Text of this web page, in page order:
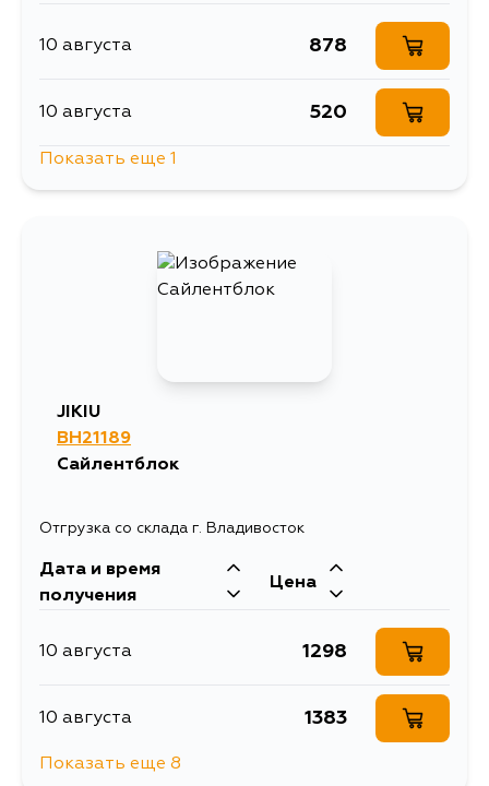
10 августа 878
10 августа 520
Показать еще 1
JIKIU
BH21189
Сайлентблок
Отгрузка со склада г. Владивосток
Дата и время
получения
Цена
10 августа 1298
10 августа 1383
Показать еще 8